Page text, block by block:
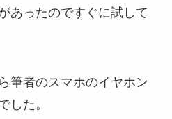
あったのですぐに試して
筆者のスマホのイヤホン
した。